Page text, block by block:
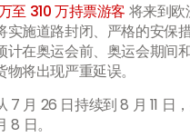
至 310 万持票游客 将来到
实施道路封闭、严格的安保
计在奥运会前、奥运会期间
将出现严重延误。
7 月 26 日持续到 8 月 11 日
8 日。